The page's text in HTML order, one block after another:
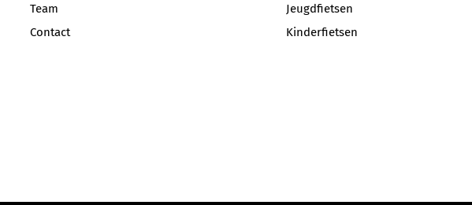
Team
Contact
Jeugdfietsen
Kinderfietsen